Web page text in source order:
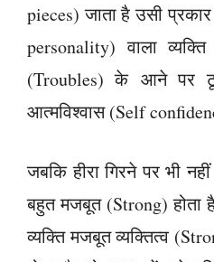
pieces) जाता है उसी
personality) वाला
(Troubles) के आने पर
आत्मविश्वास (Self
जबकि हीरा गिरने पर भी
बहुत मजबूत (Strong)
व्यक्ति मजबूत व्यक्तित्व